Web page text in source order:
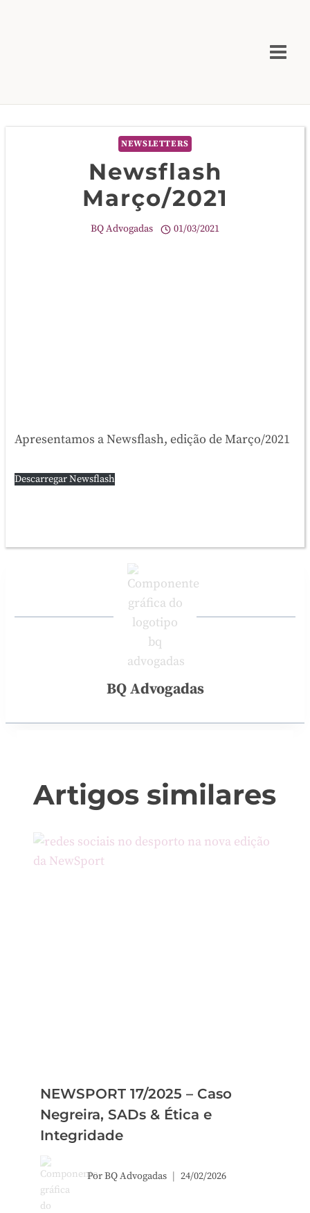
NEWSLETTERS
Newsflash
Março/2021
BQ Advogadas 01/03/2021
Apresentamos a Newsflash, edição de Março/2021
Descarregar Newsflash
BQ Advogadas
Artigos similares
NEWSPORT 17/2025 – Caso
Negreira, SADs & Ética e
Integridade
PorBQ Advogadas 24/02/2026